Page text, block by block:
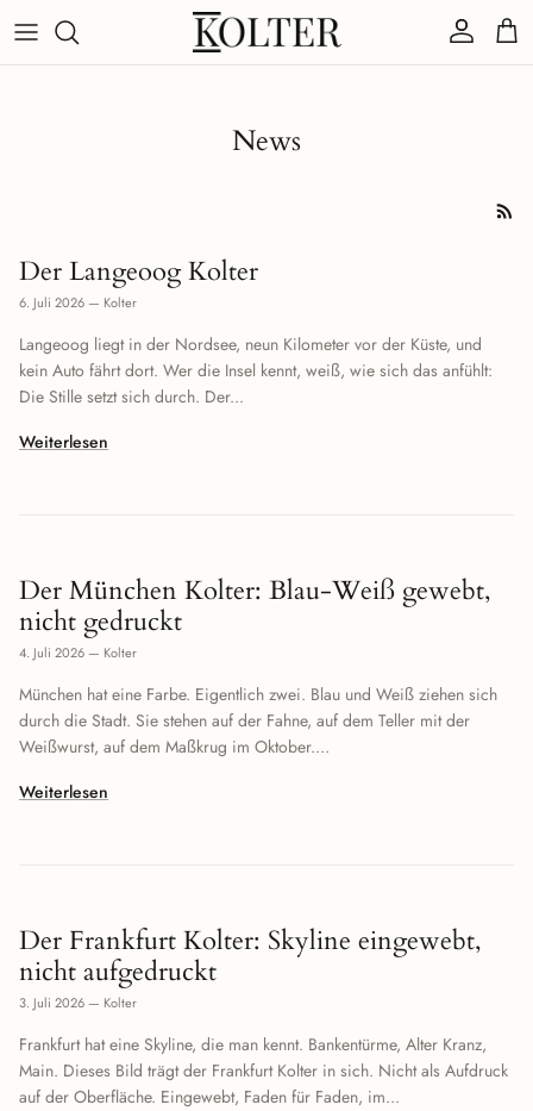
Konto
News
Der Langeoog Kolter
6. Juli 2026— Kolter
Langeoog liegt in der Nordsee, neun Kilometer vor der Küste, und
kein Auto fährt dort. Wer die Insel kennt, weiß, wie sich das anfühlt:
Die Stille setzt sich durch. Der...
Weiterlesen
Der München Kolter: Blau-Weiß gewebt,
nicht gedruckt
4. Juli 2026— Kolter
München hat eine Farbe. Eigentlich zwei. Blau und Weiß ziehen sich
durch die Stadt. Sie stehen auf der Fahne, auf dem Teller mit der
Weißwurst, auf dem Maßkrug im Oktober....
Weiterlesen
Der Frankfurt Kolter: Skyline eingewebt,
nicht aufgedruckt
3. Juli 2026— Kolter
Frankfurt hat eine Skyline, die man kennt. Bankentürme, Alter Kranz,
Main. Dieses Bild trägt der Frankfurt Kolter in sich. Nicht als Aufdruck
auf der Oberfläche. Eingewebt, Faden für Faden, im...